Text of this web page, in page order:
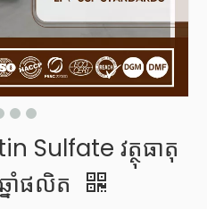
Sulfate វត្ថុធាតុ
ាំផលិត